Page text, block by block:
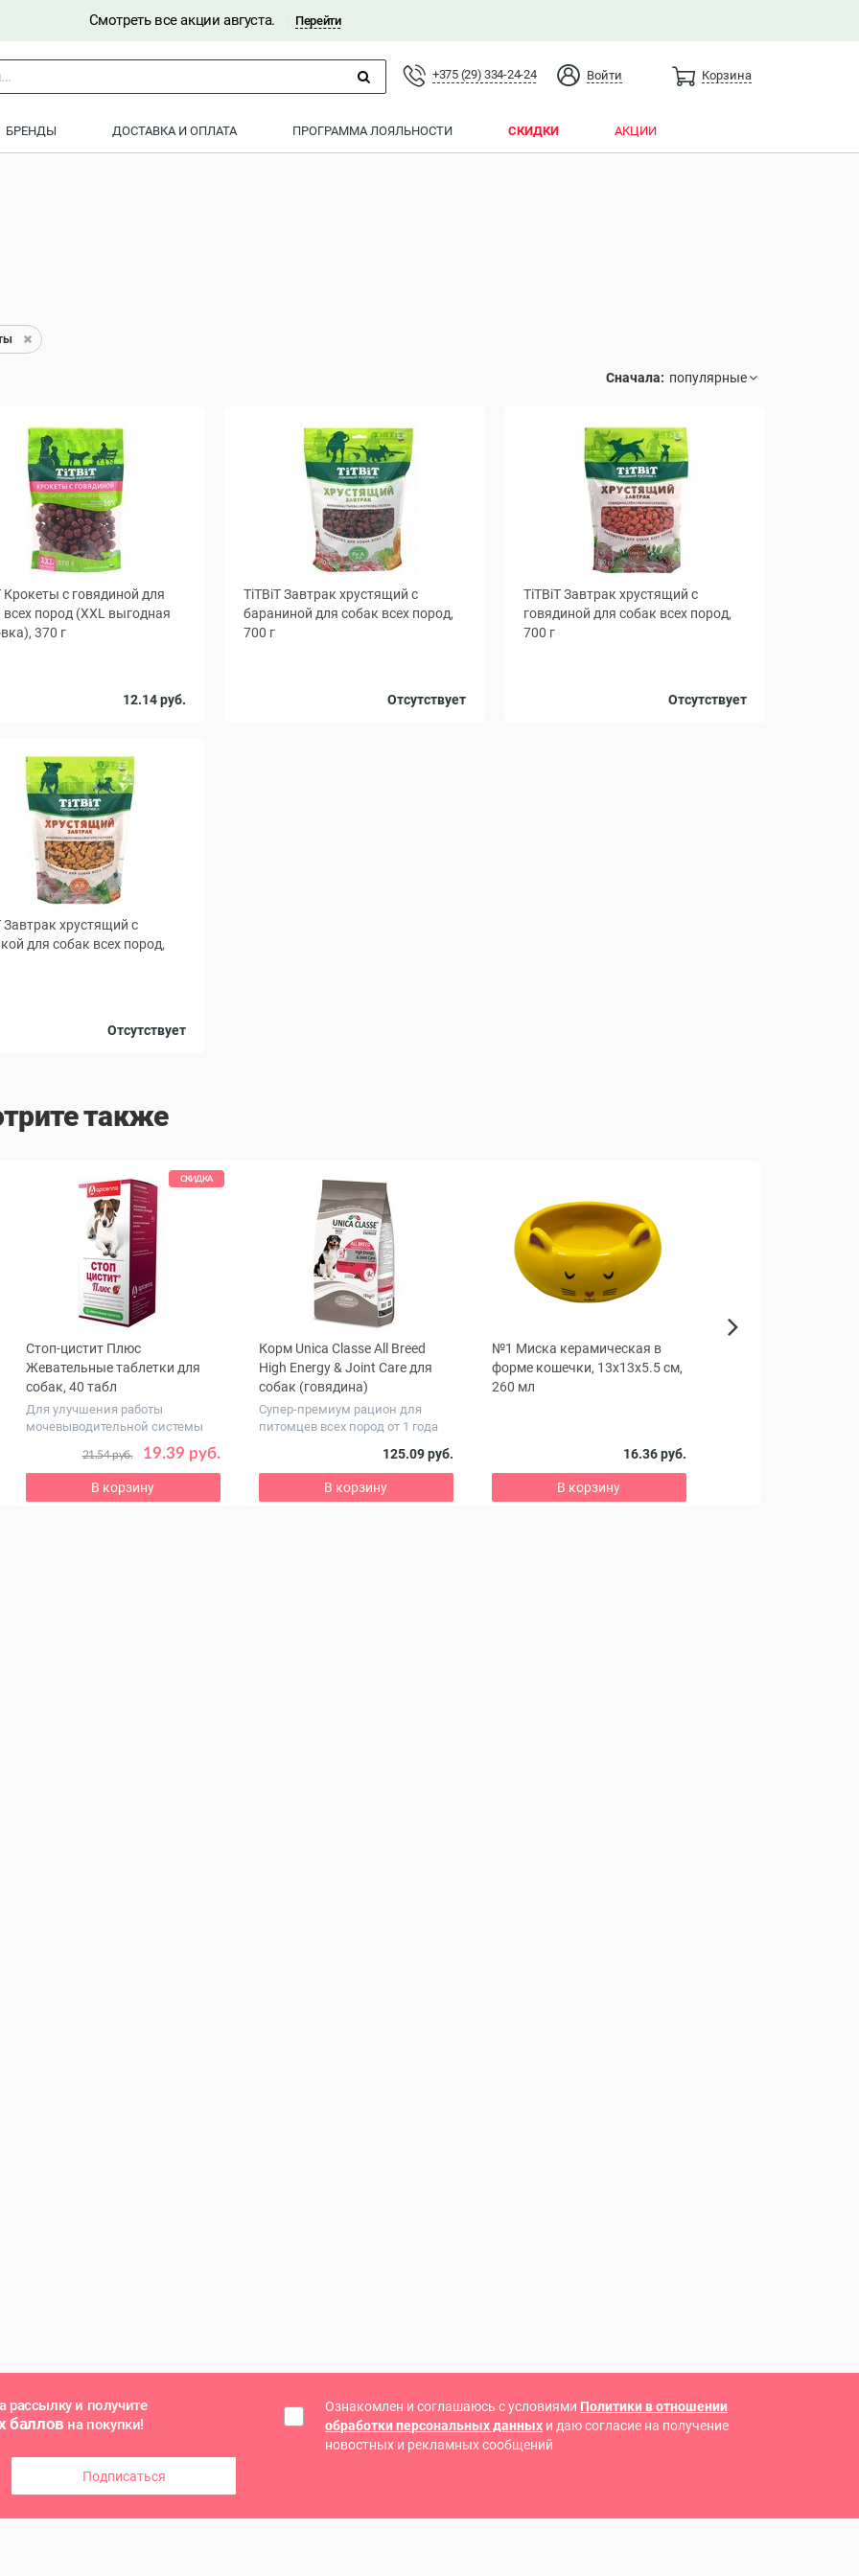
Смотреть все акции августа. Перейти
+375 (29) 334-24-24 Войти Корзина
БРЕНДЫ ДОСТАВКА И ОПЛАТА ПРОГРАММА ЛОЯЛЬНОСТИ СКИДКИ АКЦИИ
Сначала:
Крокеты с говядиной для
всех пород (XXL выгодная
370 г
12.14 руб.
TiTBiT Завтрак хрустящий с
бараниной для собак всех пород,
700 г
Отсутствует
TiTBiT Завтрак хрустящий с
говядиной для собак всех пород,
700 г
Отсутствует
Завтрак хрустящий с
для собак всех пород,
Отсутствует
также
СКИДКА
Стоп-цистит Плюс
Жевательные таблетки для
собак, 40 табл
Для улучшения работы
мочевыводительной системы
19.39 руб.
21.54 руб.
В корзину
Корм Unica Classe All Breed
High Energy & Joint Care для
собак (говядина)
Супер-премиум рацион для
питомцев всех пород от 1 года
125.09 руб.
В корзину
№1 Миска керамическая в
форме кошечки, 13x13x5.5 см,
260 мл
16.36 руб.
В корзину
рассылку и получите
баллов на покупки!
Подписаться
Ознакомлен и соглашаюсь с условиями Политики в отношении
обработки персональных данных и даю согласие на получение
новостных и рекламных сообщений